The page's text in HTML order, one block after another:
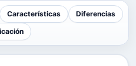
Características
Diferencias